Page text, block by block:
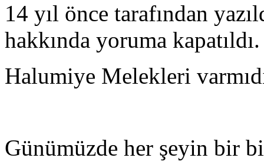
14 yıl önce tarafından
hakkında yoruma kapatıldı.
Halumiye Melekleri
Günümüzde her şeyin bir